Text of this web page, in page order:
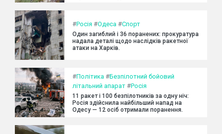
#Росія #Одеса #Спорт
Один загиблий і 36 поранених: прокуратура
надала деталі щодо наслідків ракетної
атаки на Харків.
#Політика #Безпілотний бойовий
літальний апарат #Росія
11 ракет і 100 безпілотників за одну ніч:
Росія здійснила найбільший напад на
Одесу — 12 осіб отримали поранення.